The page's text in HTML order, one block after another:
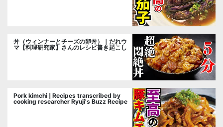
丼（ウィンナーとチーズの卵丼）｜だれウ
マ【料理研究家】さんのレシピ書き起こし
Pork kimchi | Recipes transcribed by
cooking researcher Ryuji's Buzz Recipe